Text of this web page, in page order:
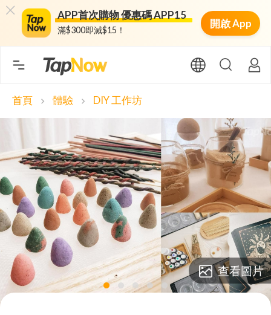
APP首次購物 優惠碼 APP15
滿$300即減$15！
開啟 App
首頁 chevron_right 體驗 chevron_right DIY 工作坊
lens lens lens lens lens
查看圖片